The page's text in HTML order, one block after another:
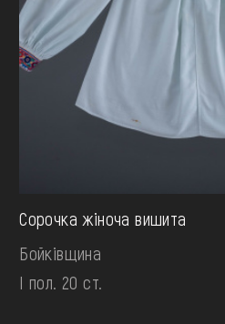
Сорочка жіноча вишита
Бойківщина
І пол. 20 ст.